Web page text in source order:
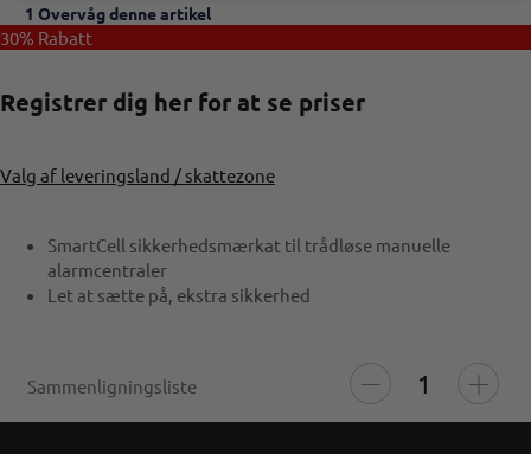
1 Overvåg denne artikel
30% Rabatt
Registrer dig her for at se priser
Valg af leveringsland / skattezone
SmartCell sikkerhedsmærkat til trådløse manuelle
alarmcentraler
Let at sætte på, ekstra sikkerhed
Sammenligningsliste